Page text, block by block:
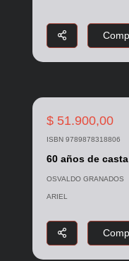
$ 51.900,00
ISBN 9789878318806
60 años de casta
OSVALDO GRANADOS
ARIEL